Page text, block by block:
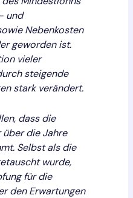
und
Nebenkosten
geworden ist.
vieler
steigende
stark verändert.
dass die
über die Jahre
Selbst als die
wurde,
für die
den Erwartungen